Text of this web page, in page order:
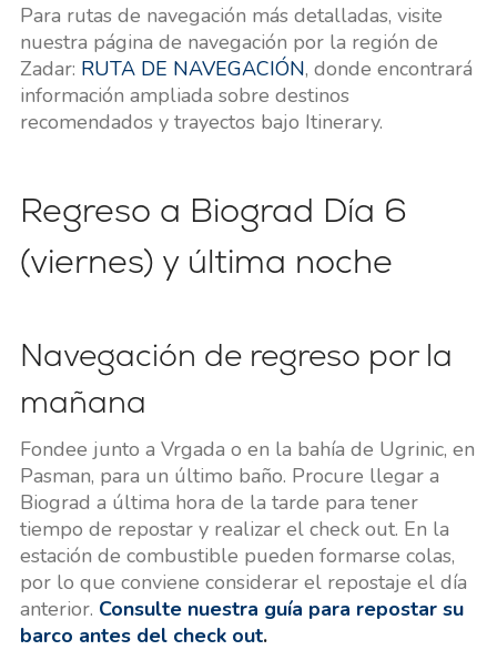
Para rutas de navegación más detalladas, visite
nuestra página de navegación por la región de
Zadar: RUTA DE NAVEGACIÓN, donde encontrará
información ampliada sobre destinos
recomendados y trayectos bajo Itinerary.
Regreso a Biograd Día 6
(viernes) y última noche
Navegación de regreso por la
mañana
Fondee junto a Vrgada o en la bahía de Ugrinic, en
Pasman, para un último baño. Procure llegar a
Biograd a última hora de la tarde para tener
tiempo de repostar y realizar el check out. En la
estación de combustible pueden formarse colas,
por lo que conviene considerar el repostaje el día
anterior. Consulte nuestra guía para repostar su
barco antes del check out.